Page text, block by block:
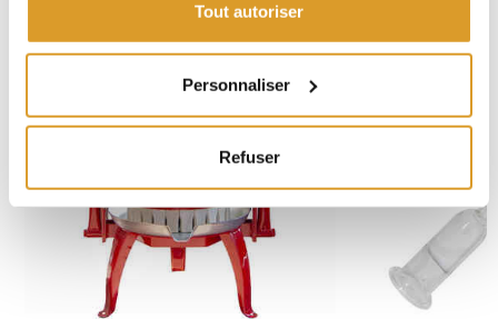
Tout autoriser
Personnaliser
Refuser